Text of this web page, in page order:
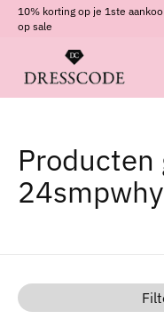
10% korting op je 1ste
op sale